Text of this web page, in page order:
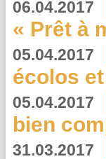
06.04.2017
« Prêt à
05.04.2017
écolos
05.04.2017
bien
31.03.2017